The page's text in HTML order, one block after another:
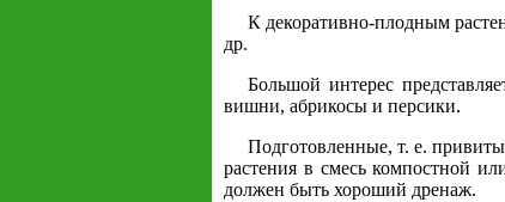
К декоративно-плодным
др.
Большой интерес
вишни, абрикосы и персики.
Подготовленные, т. е.
растения в смесь компостной
должен быть хороший дренаж.